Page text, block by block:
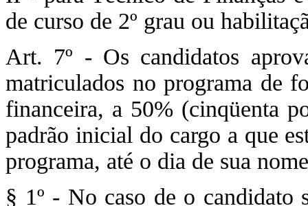
de curso de 2º grau ou
Art. 7º - Os candidatos
matriculados no programa de
financeira, a 50% (cinqüenta
padrão inicial do cargo a que
programa, até o dia de sua
§ 1º - No caso de o candidato